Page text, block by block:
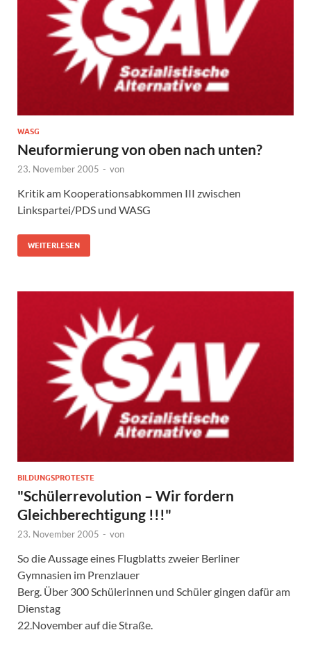
WASG
Neuformierung von oben nach unten?
23. November 2005 - von
Kritik am Kooperationsabkommen III zwischen
Linkspartei/PDS und WASG
WEITERLESEN
BILDUNGSPROTESTE
"Schülerrevolution – Wir fordern
Gleichberechtigung !!!"
23. November 2005 - von
So die Aussage eines Flugblatts zweier Berliner
Gymnasien im Prenzlauer
Berg. Über 300 Schülerinnen und Schüler gingen dafür am
Dienstag
22.November auf die Straße.